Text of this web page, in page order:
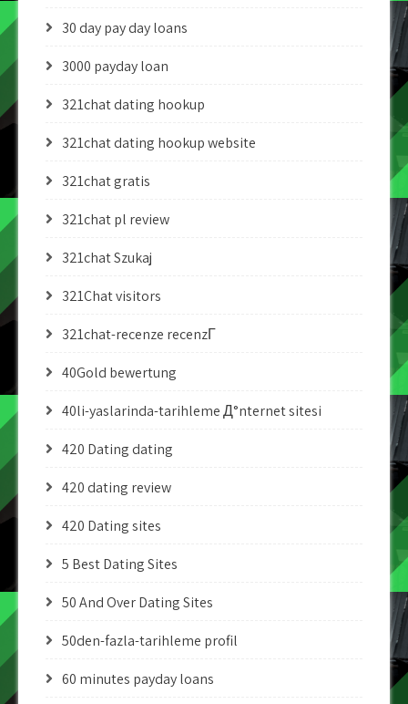
30 day pay day loans
3000 payday loan
321chat dating hookup
321chat dating hookup website
321chat gratis
321chat pl review
321chat Szukaj
321Chat visitors
321chat-recenze recenzГ­
40Gold bewertung
40li-yaslarinda-tarihleme Д°nternet sitesi
420 Dating dating
420 dating review
420 Dating sites
5 Best Dating Sites
50 And Over Dating Sites
50den-fazla-tarihleme profil
60 minutes payday loans